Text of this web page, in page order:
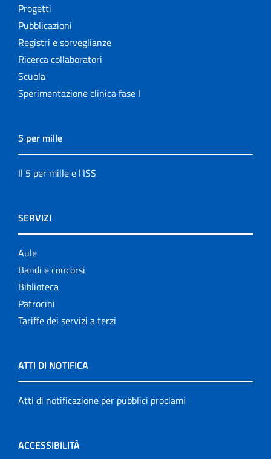
Progetti
Pubblicazioni
Registri e sorveglianze
Ricerca collaboratori
Scuola
Sperimentazione clinica fase I
5 per mille
Il 5 per mille e l'ISS
SERVIZI
Aule
Bandi e concorsi
Biblioteca
Patrocini
Tariffe dei servizi a terzi
ATTI DI NOTIFICA
Atti di notificazione per pubblici proclami
ACCESSIBILITÀ